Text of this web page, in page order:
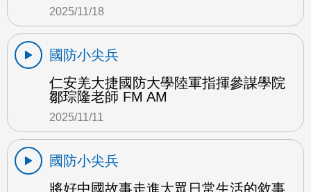
2025/11/18
國防小尖兵
仁安羌大捷國防大學陸軍指揮參謀學院
鄒琮隆老師 FM AM
2025/11/11
國防小尖兵
將好中國故事走進大眾日常生活的敘事